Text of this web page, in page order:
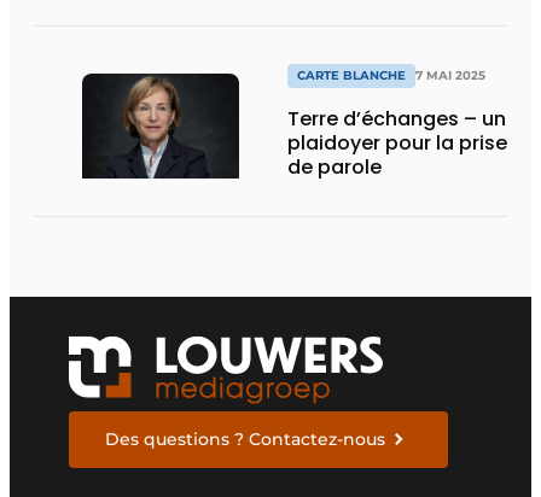
CARTE BLANCHE 7 MAI 2025
Terre d’échanges – un
plaidoyer pour la prise
de parole
Des questions ? Contactez-nous